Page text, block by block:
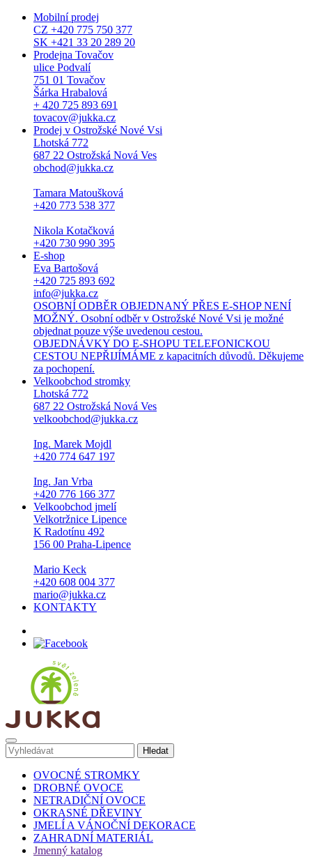
Mobilní prodej
CZ +420 775 750 377
SK +421 33 20 289 20
Prodejna Tovačov
ulice Podvalí
751 01 Tovačov
Šárka Hrabalová
+ 420 725 893 691
tovacov@jukka.cz
Prodej v Ostrožské Nové Vsi
Lhotská 772
687 22 Ostrožská Nová Ves
obchod@jukka.cz
Tamara Matoušková
+420 773 538 377
Nikola Kotačková
+420 730 990 395
E-shop
Eva Bartošová
+420 725 893 692
info@jukka.cz
OSOBNÍ ODBĚR OBJEDNANÝ PŘES E-SHOP NENÍ
MOŽNÝ. Osobní odběr v Ostrožské Nové Vsi je možné
objednat pouze výše uvedenou cestou.
OBJEDNÁVKY DO E-SHOPU TELEFONICKOU
CESTOU NEPŘIJÍMÁME z kapacitních důvodů. Děkujeme
za pochopení.
Velkoobchod stromky
Lhotská 772
687 22 Ostrožská Nová Ves
velkoobchod@jukka.cz
Ing. Marek Mojdl
+420 774 647 197
Ing. Jan Vrba
+420 776 166 377
Velkoobchod jmelí
Velkotržnice Lipence
K Radotínu 492
156 00 Praha-Lipence
Mario Keck
+420 608 004 377
mario@jukka.cz
KONTAKTY
OVOCNÉ STROMKY
DROBNÉ OVOCE
NETRADIČNÍ OVOCE
OKRASNÉ DŘEVINY
JMELÍ A VÁNOČNÍ DEKORACE
ZAHRADNÍ MATERIÁL
Jmenný katalog